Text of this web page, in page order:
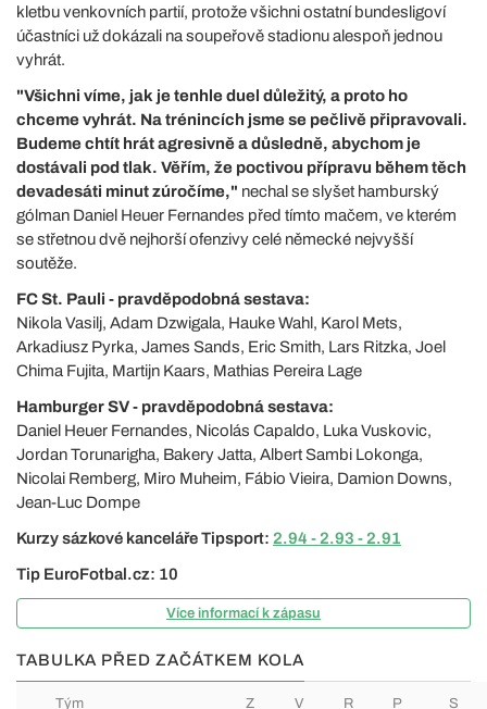
kletbu venkovních partií, protože všichni ostatní bundesligoví
účastníci už dokázali na soupeřově stadionu alespoň jednou
vyhrát.
"Všichni víme, jak je tenhle duel důležitý, a proto ho
chceme vyhrát. Na trénincích jsme se pečlivě připravovali.
Budeme chtít hrát agresivně a důsledně, abychom je
dostávali pod tlak. Věřím, že poctivou přípravu během těch
devadesáti minut zúročíme," nechal se slyšet hamburský
gólman Daniel Heuer Fernandes před tímto mačem, ve kterém
se střetnou dvě nejhorší ofenzivy celé německé nejvyšší
soutěže.
FC St. Pauli - pravděpodobná sestava:
Nikola Vasilj, Adam Dzwigala, Hauke Wahl, Karol Mets,
Arkadiusz Pyrka, James Sands, Eric Smith, Lars Ritzka, Joel
Chima Fujita, Martijn Kaars, Mathias Pereira Lage
Hamburger SV - pravděpodobná sestava:
Daniel Heuer Fernandes, Nicolás Capaldo, Luka Vuskovic,
Jordan Torunarigha, Bakery Jatta, Albert Sambi Lokonga,
Nicolai Remberg, Miro Muheim, Fábio Vieira, Damion Downs,
Jean-Luc Dompe
Kurzy sázkové kanceláře Tipsport: 2.94 - 2.93 - 2.91
Tip EuroFotbal.cz: 10
Více informací k zápasu
TABULKA PŘED ZAČÁTKEM KOLA
Tým Z V R P S